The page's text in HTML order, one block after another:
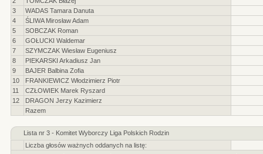
3
WADAS Tamara Danuta
4
ŚLIWA Mirosław Adam
5
SOBCZAK Roman
6
GOŁUCKI Waldemar
7
SZYMCZAK Wiesław Eugeniusz
8
PIEKARSKI Arkadiusz Jan
9
BAJER Balbina Zofia
10
FRANKIEWICZ Włodzimierz Piotr
11
CZŁOWIEK Marek Ryszard
12
DRAGON Jerzy Kazimierz
Razem
Lista nr 3 - Komitet Wyborczy Liga Polskich Rodzin
Liczba głosów ważnych oddanych na listę: